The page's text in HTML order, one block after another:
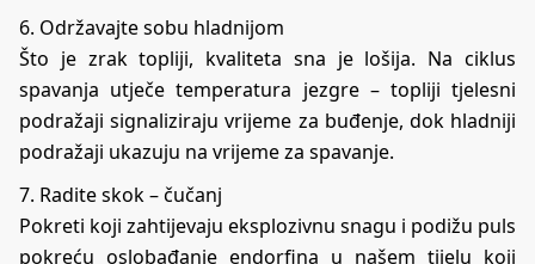
6. Održavajte sobu hladnijom
Što je zrak topliji, kvaliteta sna je lošija. Na ciklus
spavanja utječe temperatura jezgre – topliji tjelesni
podražaji signaliziraju vrijeme za buđenje, dok hladniji
podražaji ukazuju na vrijeme za spavanje.
7. Radite skok – čučanj
Pokreti koji zahtijevaju eksplozivnu snagu i podižu puls
pokreću oslobađanje endorfina u našem tijelu koji